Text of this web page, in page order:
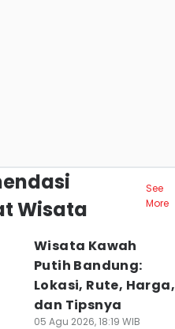
Wisata
See
More
Wisata Kawah
Putih Bandung:
Lokasi, Rute, Harga,
dan Tipsnya
05 Agu 2026, 18:19 WIB